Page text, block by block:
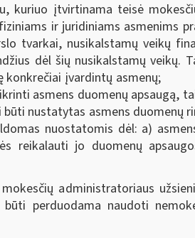
įtvirtinama teisė
ir juridiniams asmenims
tvarkai, nusikalstamų veikų
dėl šių nusikalstamų
konkrečiai įvardintų
asmens duomenų apsaugą,
nustatytas asmens duomenų
nuostatomis dėl: a)
reikalauti jo duomenų
administratoriaus
perduodama naudoti